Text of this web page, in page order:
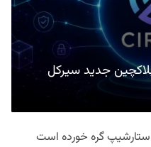
جدید سیرکل
گره خورده است